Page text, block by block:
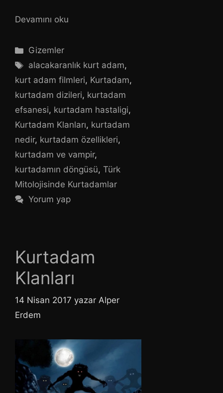
Devamını oku
Kategoriler
Gizemler
Etiketler
alacakaranlık kurt adam,
kurt adam filmleri, Kurtadam,
kurtadam dizileri, kurtadam
efsanesi, kurtadam hastaligi,
Kurtadam Klanları, kurtadam
nedir, kurtadam özellikleri,
kurtadam ve vampir,
kurtadamın döngüsü, Türk
Mitolojisinde Kurtadamlar
Yorum yap
Kurtadam
Klanları
14 Nisan 2017 yazar Alper
Erdem